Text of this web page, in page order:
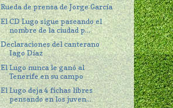
Rueda de prensa de Jorge García
El CD Lugo sigue paseando el
nombre de la ciudad p...
Declaraciones del canterano
Iago Díaz
El Lugo nunca le ganó al
Tenerife en su campo
El Lugo deja 4 fichas libres
pensando en los juven...